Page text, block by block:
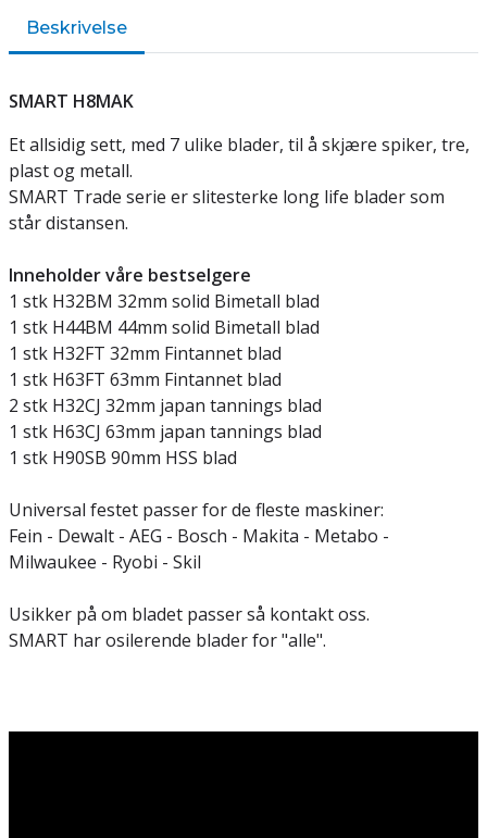
Beskrivelse
SMART H8MAK
Et allsidig sett, med 7 ulike blader, til å skjære spiker, tre,
plast og metall.
SMART Trade serie er slitesterke long life blader som
står distansen.
Inneholder våre bestselgere
1 stk H32BM 32mm solid Bimetall blad
1 stk H44BM 44mm solid Bimetall blad
1 stk H32FT 32mm Fintannet blad
1 stk H63FT 63mm Fintannet blad
2 stk H32CJ 32mm japan tannings blad
1 stk H63CJ 63mm japan tannings blad
1 stk H90SB 90mm HSS blad
Universal festet passer for de fleste maskiner:
Fein - Dewalt - AEG - Bosch - Makita - Metabo -
Milwaukee - Ryobi - Skil
Usikker på om bladet passer så kontakt oss.
SMART har osilerende blader for "alle".